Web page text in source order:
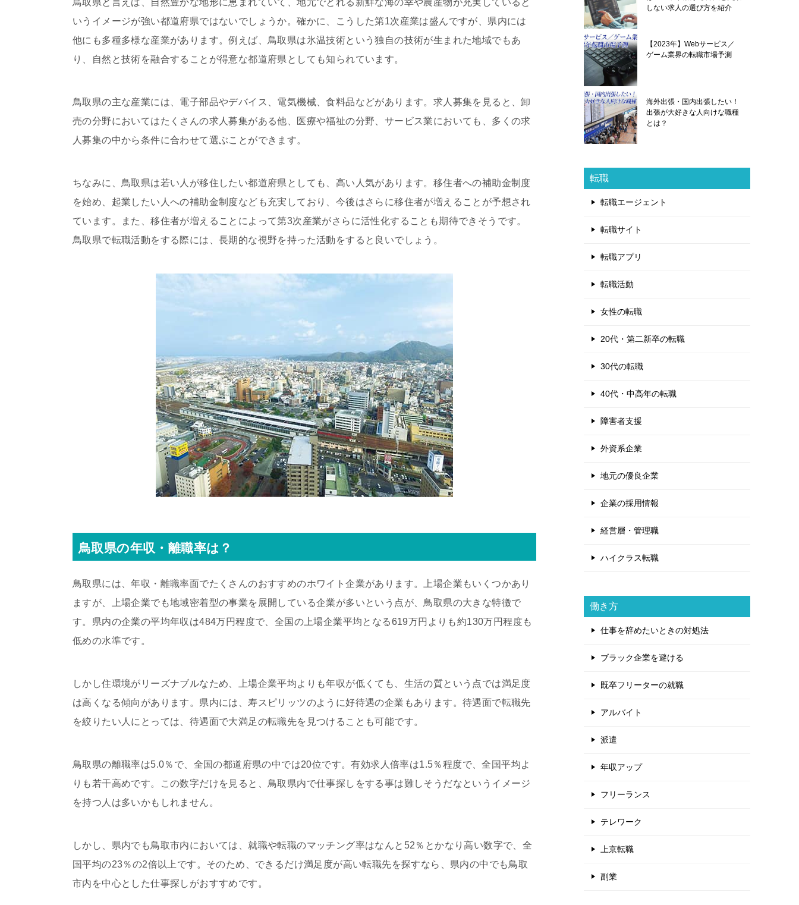
鳥取県と言えば、自然豊かな地形に恵まれていて、地元でとれる新鮮な海の幸や農産物が充実していると
いうイメージが強い都道府県ではないでしょうか。確かに、こうした第1次産業は盛んですが、県内には
他にも多種多様な産業があります。例えば、鳥取県は氷温技術という独自の技術が生まれた地域でもあ
り、自然と技術を融合することが得意な都道府県としても知られています。
鳥取県の主な産業には、電子部品やデバイス、電気機械、食料品などがあります。求人募集を見ると、卸
売の分野においてはたくさんの求人募集がある他、医療や福祉の分野、サービス業においても、多くの求
人募集の中から条件に合わせて選ぶことができます。
ちなみに、鳥取県は若い人が移住したい都道府県としても、高い人気があります。移住者への補助金制度
を始め、起業したい人への補助金制度なども充実しており、今後はさらに移住者が増えることが予想され
ています。また、移住者が増えることによって第3次産業がさらに活性化することも期待できそうです。
鳥取県で転職活動をする際には、長期的な視野を持った活動をすると良いでしょう。
鳥取県の年収・離職率は？
鳥取県には、年収・離職率面でたくさんのおすすめのホワイト企業があります。上場企業もいくつかあり
ますが、上場企業でも地域密着型の事業を展開している企業が多いという点が、鳥取県の大きな特徴で
す。県内の企業の平均年収は484万円程度で、全国の上場企業平均となる619万円よりも約130万円程度も
低めの水準です。
しかし住環境がリーズナブルなため、上場企業平均よりも年収が低くても、生活の質という点では満足度
は高くなる傾向があります。県内には、寿スピリッツのように好待遇の企業もあります。待遇面で転職先
を絞りたい人にとっては、待遇面で大満足の転職先を見つけることも可能です。
鳥取県の離職率は5.0％で、全国の都道府県の中では20位です。有効求人倍率は1.5％程度で、全国平均よ
りも若干高めです。この数字だけを見ると、鳥取県内で仕事探しをする事は難しそうだなというイメージ
を持つ人は多いかもしれません。
しかし、県内でも鳥取市内においては、就職や転職のマッチング率はなんと52％とかなり高い数字で、全
国平均の23％の2倍以上です。そのため、できるだけ満足度が高い転職先を探すなら、県内の中でも鳥取
市内を中心とした仕事探しがおすすめです。
しない求人の選び方を紹介
【2023年】Webサービス／
ゲーム業界の転職市場予測
海外出張・国内出張したい！
出張が大好きな人向けな職種
とは？
転職
転職エージェント
転職サイト
転職アプリ
転職活動
女性の転職
20代・第二新卒の転職
30代の転職
40代・中高年の転職
障害者支援
外資系企業
地元の優良企業
企業の採用情報
経営層・管理職
ハイクラス転職
働き方
仕事を辞めたいときの対処法
ブラック企業を避ける
既卒フリーターの就職
アルバイト
派遣
年収アップ
フリーランス
テレワーク
上京転職
副業